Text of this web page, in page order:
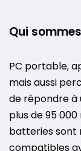
Qui
PC portable,
mais aussi
de répondre à
plus de 95
batteries sont
compatibles